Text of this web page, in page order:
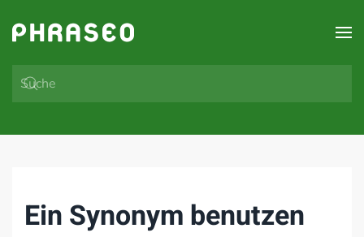
Zum Hauptinhalt springen
Ein Synonym benutzen